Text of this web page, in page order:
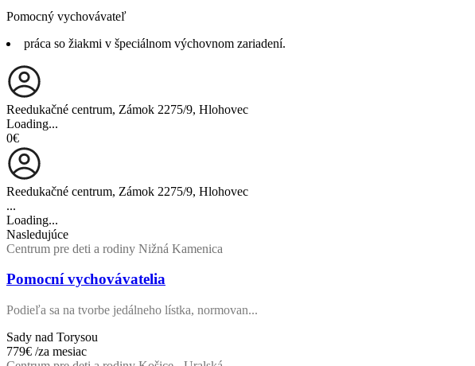
Pomocný vychovávateľ
práca so žiakmi v špeciálnom výchovnom zariadení.
Reedukačné centrum, Zámok 2275/9, Hlohovec
Loading...
0€
Reedukačné centrum, Zámok 2275/9, Hlohovec
...
Loading...
Nasledujúce
Centrum pre deti a rodiny Nižná Kamenica
Pomocní vychovávatelia
Podieľa sa na tvorbe jedálneho lístka, normovan...
Sady nad Torysou
779€ /za mesiac